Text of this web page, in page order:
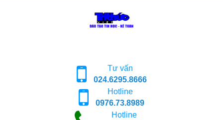
Tư vấn
024.6295.8666
Hotline
0976.73.8989
Hotline